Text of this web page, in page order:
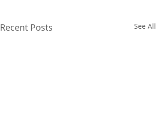
Recent Posts See All